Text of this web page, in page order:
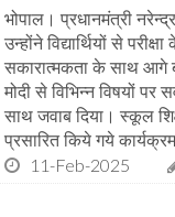
भोपाल। प्रधानमंत्री नरेन्द्र
उन्होंने विद्यार्थियों से
सकारात्मकता के साथ आगे
मोदी से विभिन्न विषयों
साथ जवाब दिया। स्कूल
प्रसारित किये गये
11-Feb-2025